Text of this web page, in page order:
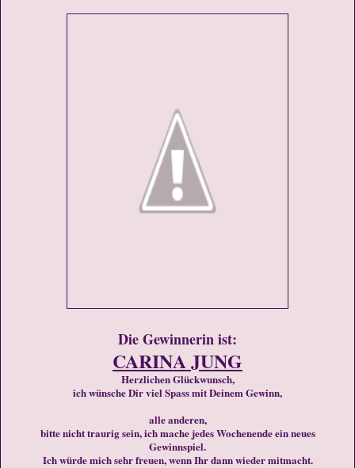
Die Gewinnerin ist:
CARINA JUNG
Herzlichen Glückwunsch,
ich wünsche Dir viel Spass mit Deinem Gewinn,
alle anderen,
bitte nicht traurig sein, ich mache jedes Wochenende ein neues
Gewinnspiel.
Ich würde mich sehr freuen, wenn Ihr dann wieder mitmacht.